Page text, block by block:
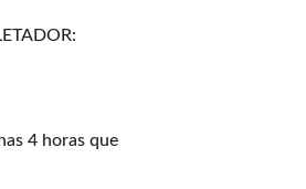
4 horas que